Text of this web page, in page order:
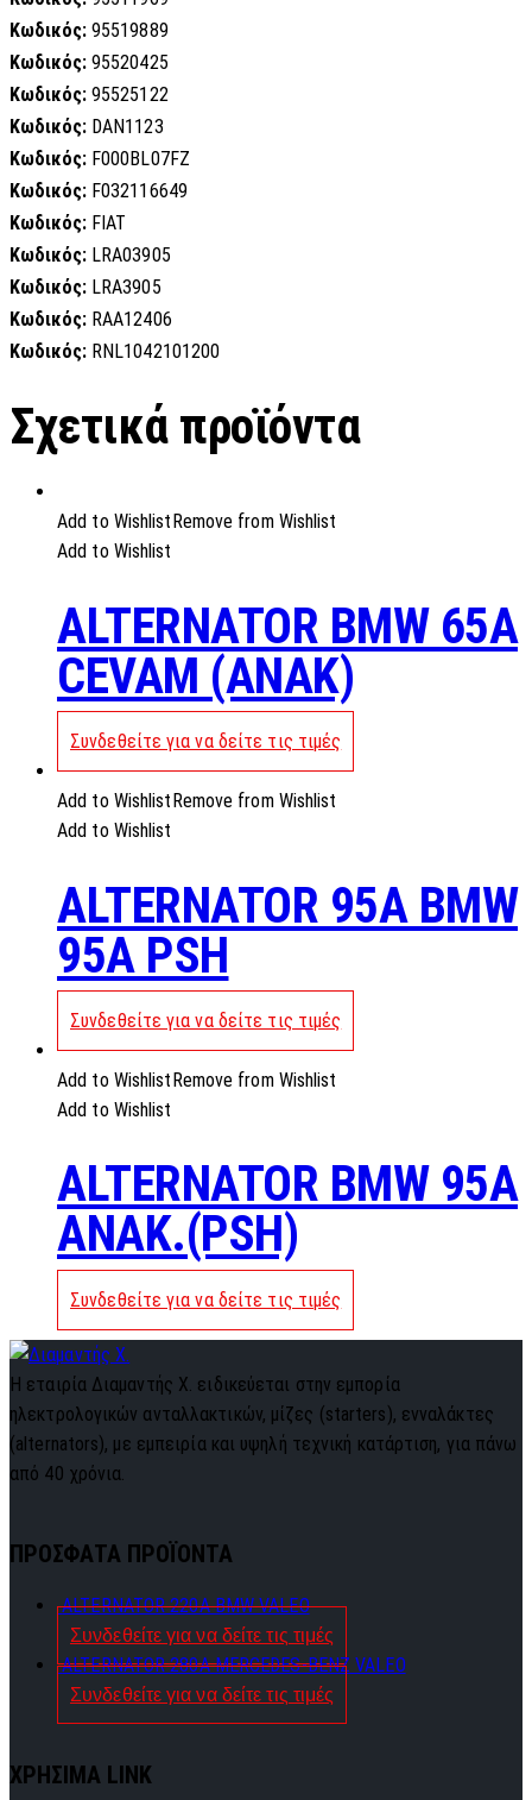
Κωδικός: 95519889
Κωδικός: 95520425
Κωδικός: 95525122
Κωδικός: DAN1123
Κωδικός: F000BL07FZ
Κωδικός: F032116649
Κωδικός: FIAT
Κωδικός: LRA03905
Κωδικός: LRA3905
Κωδικός: RAA12406
Κωδικός: RNL1042101200
Σχετικά προϊόντα
Add to Wishlist Remove from Wishlist
Add to Wishlist
ALTERNATOR BMW 65A
CEVAM (ANAK)
Συνδεθείτε για να δείτε τις τιμές
Add to Wishlist Remove from Wishlist
Add to Wishlist
ALTERNATOR 95A BMW
95A PSH
Συνδεθείτε για να δείτε τις τιμές
Add to Wishlist Remove from Wishlist
Add to Wishlist
ALTERNATOR BMW 95A
ANAK.(PSH)
Συνδεθείτε για να δείτε τις τιμές
Η εταιρία Διαμαντής Χ. ειδικεύεται στην εμπορία
ηλεκτρολογικών ανταλλακτικών, μίζες (starters), ενναλάκτες
(alternators), με εμπειρία και υψηλή τεχνική κατάρτιση, για πάνω
από 40 χρόνια.
ΠΡΟΣΦΑΤΑ ΠΡΟΪΟΝΤΑ
ALTERNATOR 220A BMW VALEO
Συνδεθείτε για να δείτε τις τιμές
ALTERNATOR 280A MERCEDES-BENZ VALEO
Συνδεθείτε για να δείτε τις τιμές
ΧΡΗΣΙΜΑ LINK